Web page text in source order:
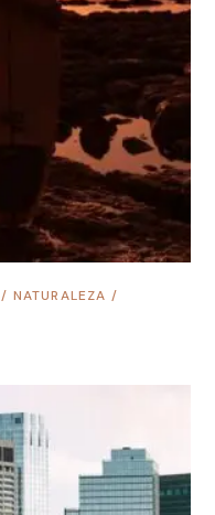
/ NATURALEZA /